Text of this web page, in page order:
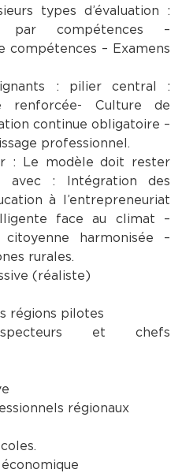
types d’évaluation :
par compétences –
– Examens
: pilier central :
renforcée- Culture de
continue obligatoire –
professionnel.
: Le modèle doit rester
avec : Intégration des
à l’entrepreneuriat
face au climat –
harmonisée –
rurales.
(réaliste)
régions pilotes
et chefs
régionaux